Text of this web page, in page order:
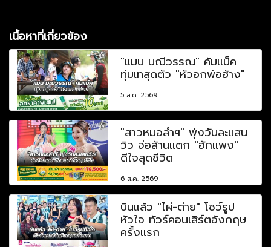
เนื้อหาที่เกี่ยวข้อง
"แมน มณีวรรณ" คัมแบ็ค
ทุ่มเทสุดตัว "หัวอกพ่อฮ้าง"
5 ส.ค. 2569
"สาวหมอลำฯ" พุ่งวันละแสน
วิว จ่อล้านแตก "ฮักแพง"
ดีใจสุดชีวิต
6 ส.ค. 2569
บินแล้ว "ไผ่-ต่าย" โชว์รูป
หัวใจ ทัวร์คอนเสิร์ตอังกฤษ
ครั้งแรก